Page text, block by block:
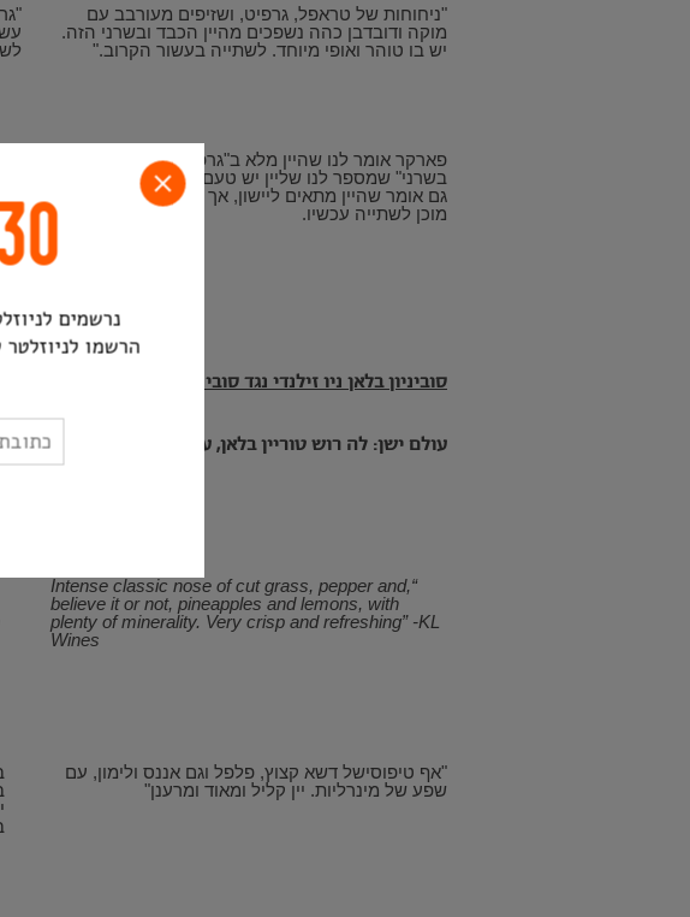
"ניחוחות של טראפל, גרפיט, ושזיפים מעורבב עם
מוקה ודובדבן כהה נשפכים מהיין הכבד ובשרני הזה.
יש בו טוהר ואופי מיוחד. לשתייה בעשור הקרוב."
פארקר אומר לנו שהיין מלא ב"גרפיט" "טראפל" "וגוף
בשרני" שמספר לנו שליין יש טעם יותר אדמתי. הוא
גם אומר שהיין מתאים ליישון, אך שהוא לאו דווקא
מוכן לשתייה עכשיו.
סוביניון בלאן ניו זילנדי נגד סוביניון בלאן מעמק הלואר:
עולם ישן: לה רוש טוריין בלאן, עמק הלואר, צרפת
“Intense classic nose of cut grass, pepper and,
believe it or not, pineapples and lemons, with
plenty of minerality. Very crisp and refreshing” -KL
Wines
"אף טיפוסישל דשא קצוץ, פלפל וגם אננס ולימון, עם
שפע של מינרליות. יין קליל ומאוד ומרענן"
סגור
פופאפ
30 ש״ח
נרשמים לניוזלטר*
הרשמו